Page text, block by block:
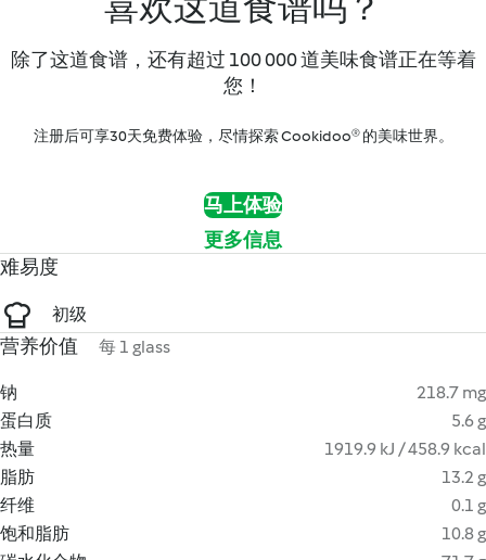
除了这道食谱，还有超过 100 000 道美味食谱正在等着
您！
注册后可享30天免费体验，尽情探索 Cookidoo® 的美味世界。
马上体验
更多信息
难易度
初级
营养价值 每 1 glass
钠
218.7 mg
蛋白质
5.6 g
热量
1919.9 kJ / 458.9 kcal
脂肪
13.2 g
纤维
0.1 g
饱和脂肪
10.8 g